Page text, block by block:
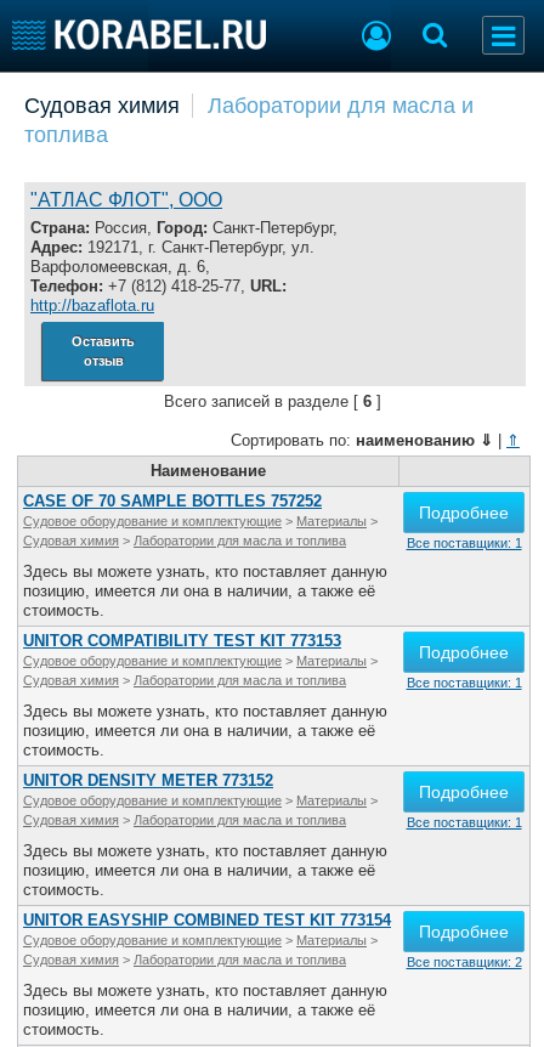
Судостроение
Новости
Компании
Репутация
Работа
Крюинг
Журнал
Реклама
Продажа флота
Оборудование
Изделия
Материалы
Выставки и семинары
Личности
Словарь
Флот
Форум
Отзывы
Судовая химия
Лаборатории для масла и
топлива
"АТЛАС ФЛОТ", ООО
Страна: Россия, Город: Санкт-Петербург,
Адрес: 192171, г. Санкт-Петербург, ул.
Варфоломеевская, д. 6,
Телефон: +7 (812) 418-25-77, URL:
http://bazaflota.ru
Оставить
отзыв
Всего записей в разделе [ 6]
Сортировать по: наименованию ⇓
⇑
Наименование
CASE OF 70 SAMPLE BOTTLES 757252
Судовое оборудование и комплектующие > Материалы >
Судовая химия > Лаборатории для масла и топлива
Здесь вы можете узнать, кто поставляет данную
позицию, имеется ли она в наличии, а также её
стоимость.
Подробнее
Все поставщики: 1
UNITOR COMPATIBILITY TEST KIT 773153
Судовое оборудование и комплектующие > Материалы >
Судовая химия > Лаборатории для масла и топлива
Здесь вы можете узнать, кто поставляет данную
позицию, имеется ли она в наличии, а также её
стоимость.
Подробнее
Все поставщики: 1
UNITOR DENSITY METER 773152
Судовое оборудование и комплектующие > Материалы >
Судовая химия > Лаборатории для масла и топлива
Здесь вы можете узнать, кто поставляет данную
позицию, имеется ли она в наличии, а также её
стоимость.
Подробнее
Все поставщики: 1
UNITOR EASYSHIP COMBINED TEST KIT 773154
Судовое оборудование и комплектующие > Материалы >
Судовая химия > Лаборатории для масла и топлива
Здесь вы можете узнать, кто поставляет данную
позицию, имеется ли она в наличии, а также её
стоимость.
Подробнее
Все поставщики: 2